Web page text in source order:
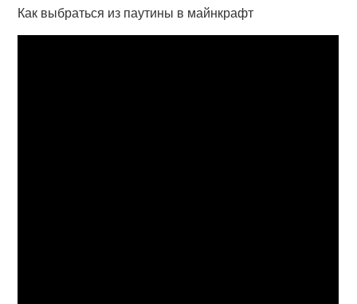
Как выбраться из паутины в майнкрафт